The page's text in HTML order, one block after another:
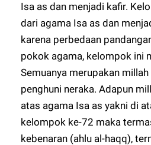
Isa as dan menjadi kafir.
dari agama Isa as dan
karena perbedaan
pokok agama, kelompok ini
Semuanya merupakan
penghuni neraka. Adapun
atas agama Isa as yakni di
kelompok ke-72 maka
kebenaran (ahlu al-haqq),